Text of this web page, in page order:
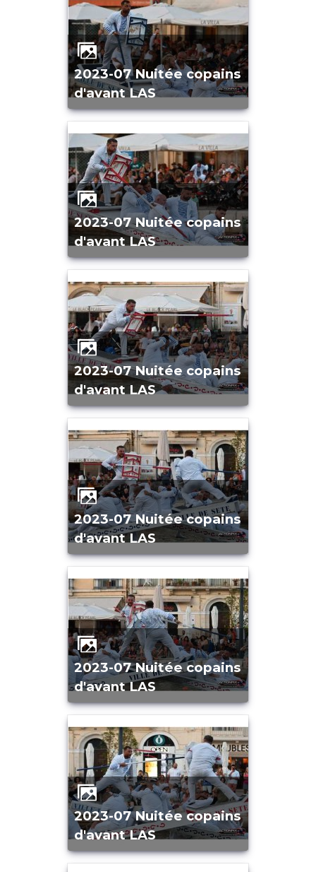
2023-07 Nuitée copains
d'avant LAS
2023-07 Nuitée copains
d'avant LAS
2023-07 Nuitée copains
d'avant LAS
2023-07 Nuitée copains
d'avant LAS
2023-07 Nuitée copains
d'avant LAS
2023-07 Nuitée copains
d'avant LAS